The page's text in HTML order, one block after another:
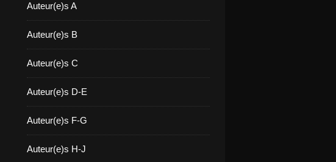
Auteur(e)s A
Auteur(e)s B
Auteur(e)s C
Auteur(e)s D-E
Auteur(e)s F-G
Auteur(e)s H-J